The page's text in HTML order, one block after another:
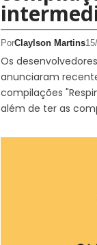
PorClaylson Martins
Os
anunciaram
compilações
além de ter as